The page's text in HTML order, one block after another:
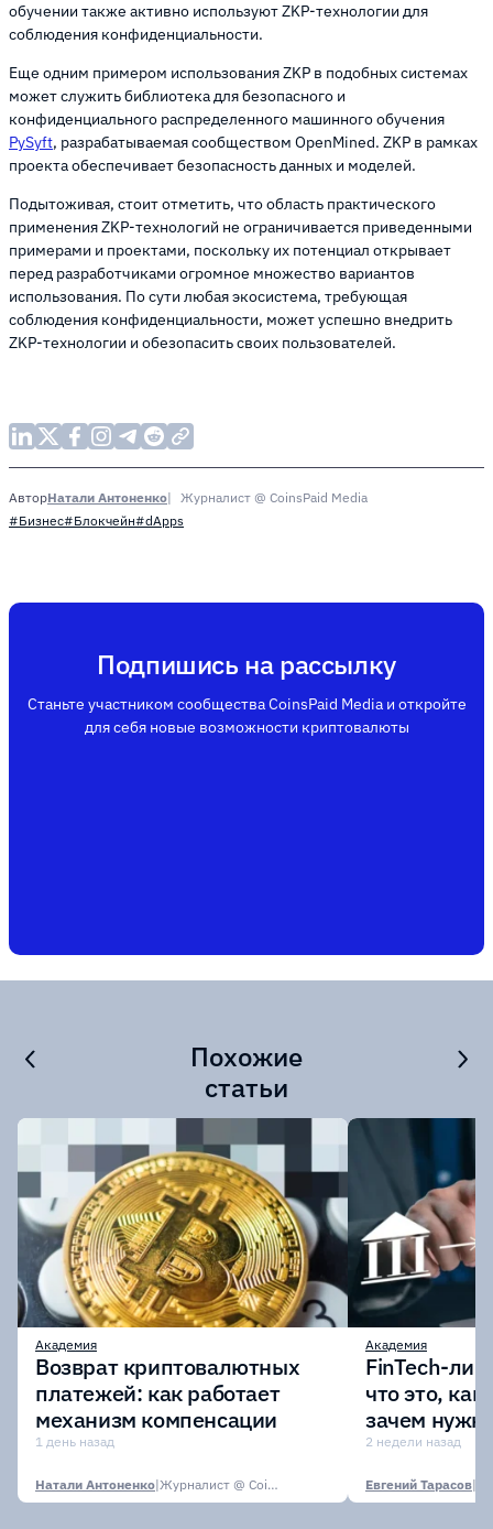
обучении также активно используют ZKP-технологии для
соблюдения конфиденциальности.
Еще одним примером использования ZKP в подобных системах
может служить библиотека для безопасного и
конфиденциального распределенного машинного обучения
PySyft, разрабатываемая сообществом OpenMined. ZKP в рамках
проекта обеспечивает безопасность данных и моделей.
Подытоживая, стоит отметить, что область практического
применения ZKP-технологий не ограничивается приведенными
примерами и проектами, поскольку их потенциал открывает
перед разработчиками огромное множество вариантов
использования. По сути любая экосистема, требующая
соблюдения конфиденциальности, может успешно внедрить
ZKP-технологии и обезопасить своих пользователей.
АвторНатали Антоненко
Журналист @ CoinsPaid Media
#Бизнес#Блокчейн#dApps
Подпишись на рассылку
Станьте участником сообщества CoinsPaid Media и откройте
для себя новые возможности криптовалюты
Похожие
статьи
Академия
Возврат криптовалютных
платежей: как работает
механизм компенсации
1 день назад
Натали Антоненко| Журналист @ CoinsPaid Media
Академия
FinTech-
что это,
зачем
2 недели назад
Евгений Тарасов|